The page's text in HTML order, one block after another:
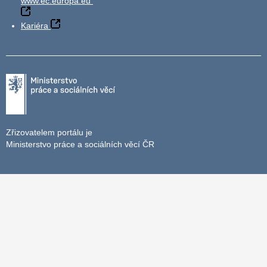
Kariéra
Zřizovatelem portálu je
Ministerstvo práce a sociálních věcí ČR